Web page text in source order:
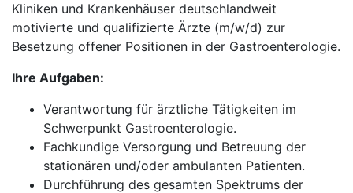
Kliniken und Krankenhäuser deutschlandweit
motivierte und qualifizierte Ärzte (m/w/d) zur
Besetzung offener Positionen in der Gastroenterologie.
Ihre Aufgaben:
Verantwortung für ärztliche Tätigkeiten im
Schwerpunkt Gastroenterologie.
Fachkundige Versorgung und Betreuung der
stationären und/oder ambulanten Patienten.
Durchführung des gesamten Spektrums der